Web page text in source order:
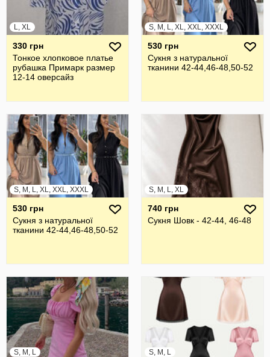
L, XL
330 грн
Тонкое хлопковое платье
рубашка Примарк размер
12-14 оверсайз
S, M, L, XL, XXL, XXXL
530 грн
Сукня з натуральної
тканини 42-44,46-48,50-52
S, M, L, XL, XXL, XXXL
530 грн
Сукня з натуральної
тканини 42-44,46-48,50-52
S, M, L, XL
740 грн
Сукня Шовк - 42-44, 46-48
S, M, L S, M, L